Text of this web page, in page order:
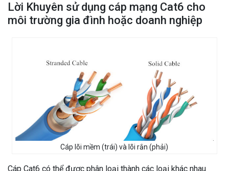
Lời Khuyên sử dụng cáp mạng Cat6 cho
môi trường gia đình hoặc doanh nghiệp
Cáp lõi mềm (trái) và lõi rắn (phải)
Cáp Cat6 có thể được phân loại thành các loại khác nhau